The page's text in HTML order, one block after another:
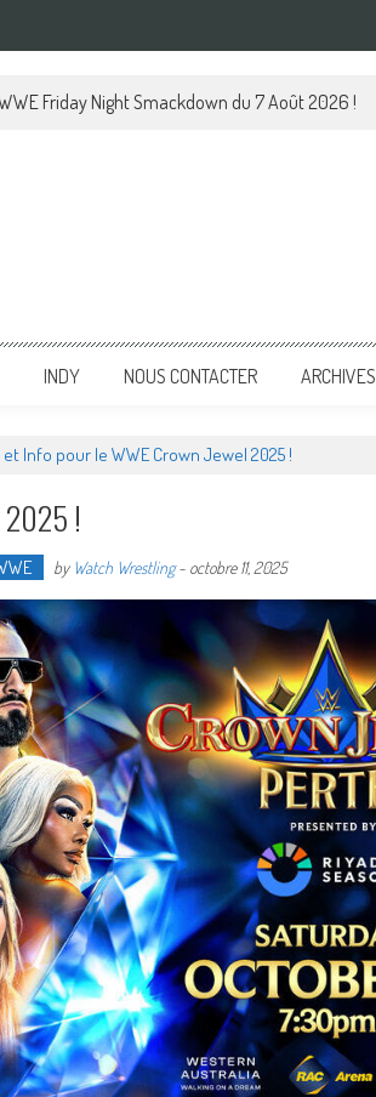
Friday Night Smackdown du 7 Août 2026 !
INDY NOUS CONTACTER ARCHIVES
et Info pour le WWE Crown Jewel 2025 !
2025 !
by Watch Wrestling- octobre 11, 2025